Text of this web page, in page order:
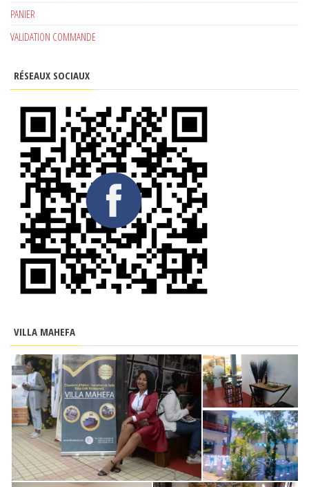
PANIER
VALIDATION COMMANDE
RÉSEAUX SOCIAUX
VILLA MAHEFA